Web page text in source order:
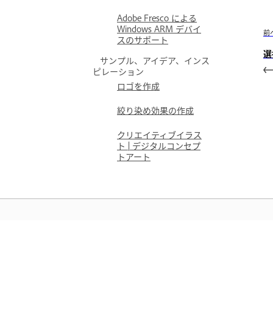
Adobe Fresco による
Windows ARM デバイ
スのサポート
サンプル、アイデア、インス
ピレーション
ロゴを作成
絞り染め効果の作成
クリエイティブイラス
ト | デジタルコンセプ
トアート
前